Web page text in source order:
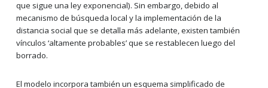
que sigue una ley exponencial). Sin embargo, debido al
mecanismo de búsqueda local y la implementación de la
distancia social que se detalla más adelante, existen también
vínculos ‘altamente probables’ que se restablecen luego del
borrado.
El modelo incorpora también un esquema simplificado de